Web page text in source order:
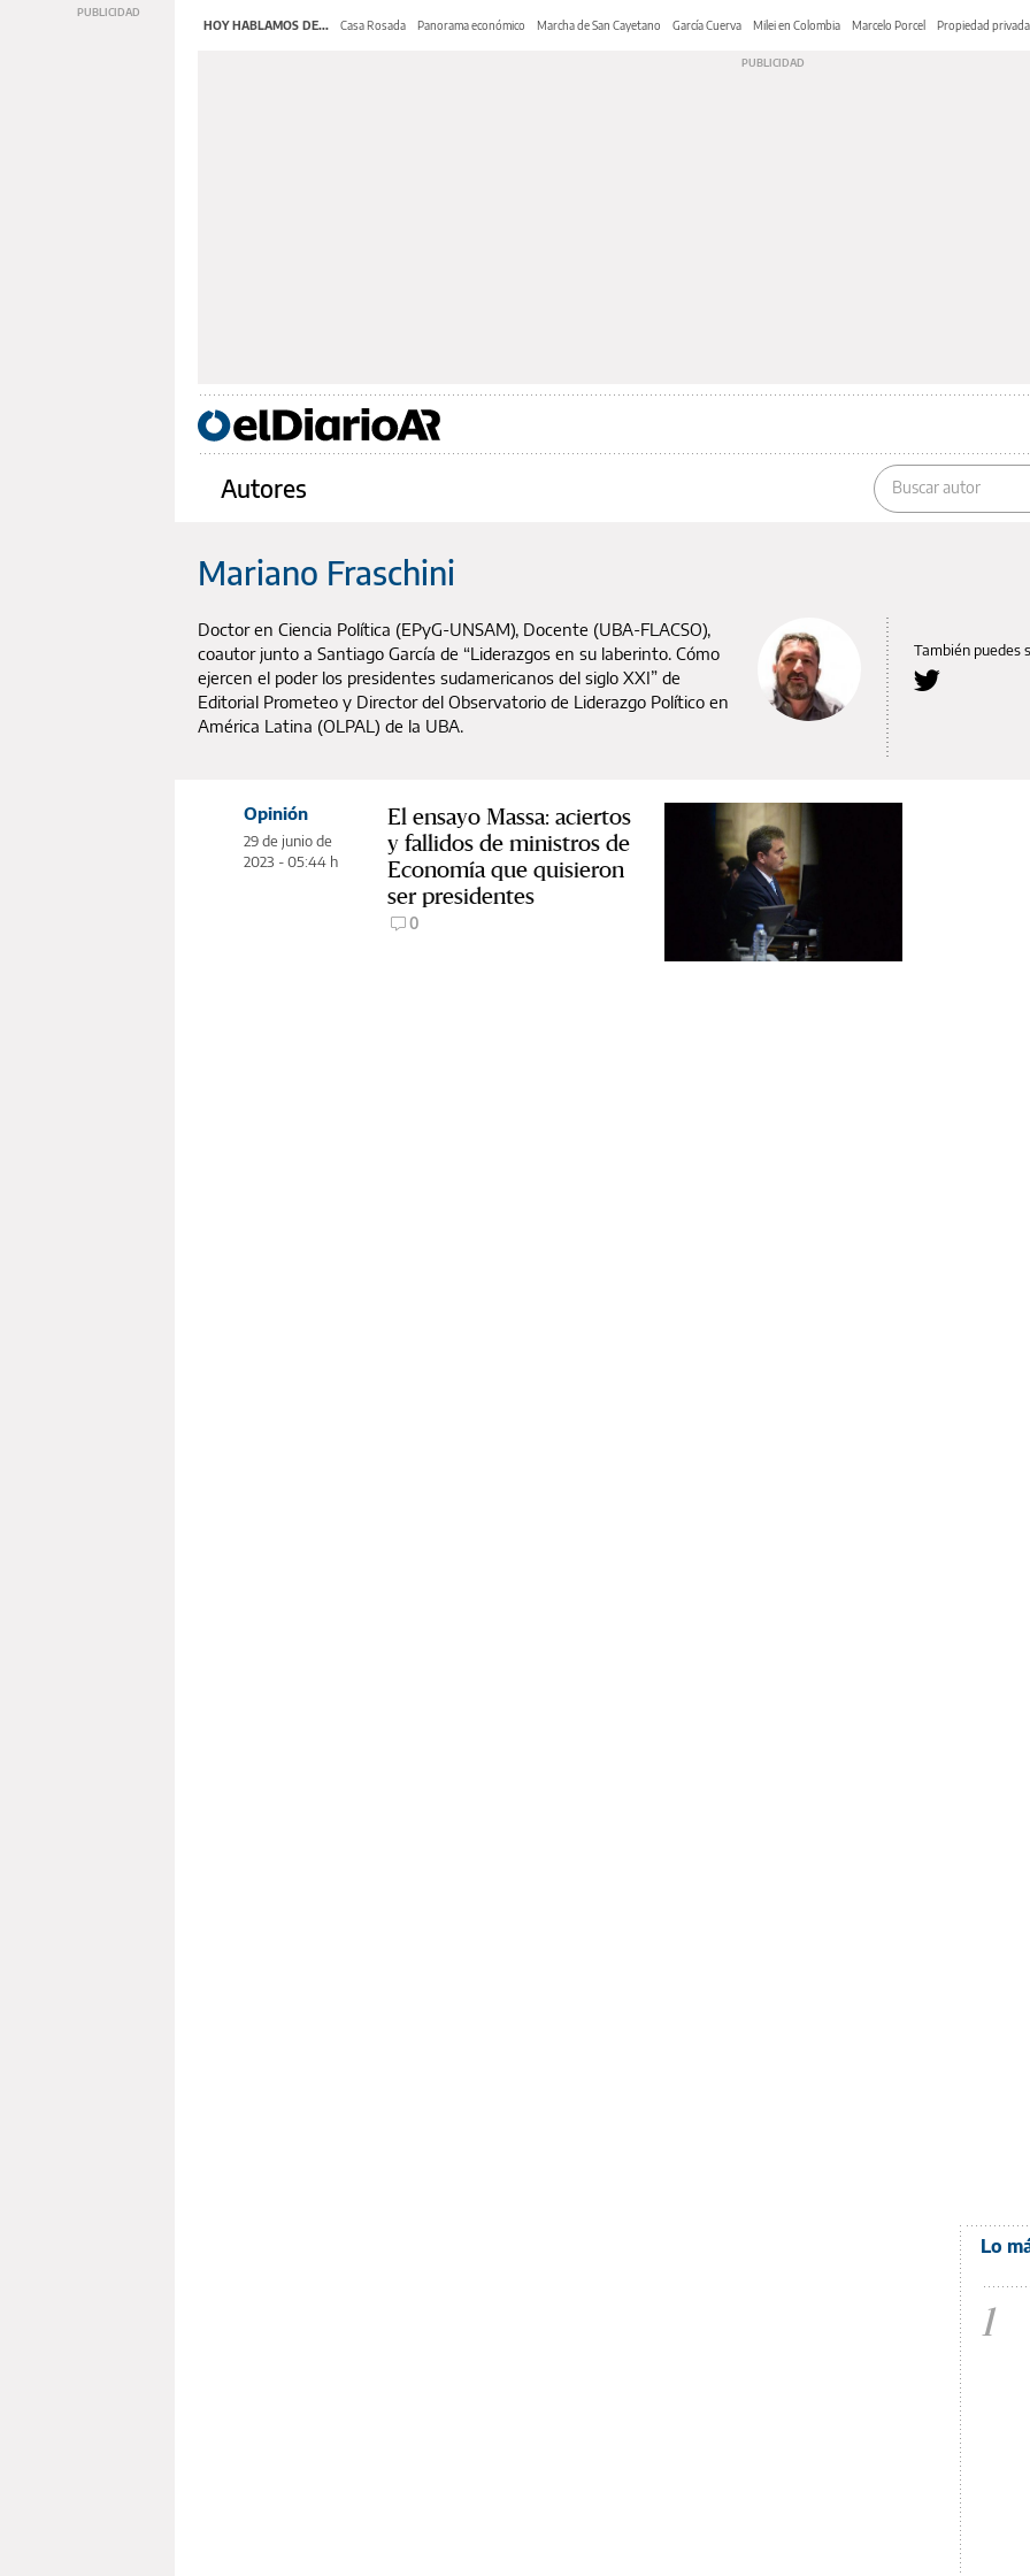
HOY HABLAMOS DE... Casa Rosada Panorama económico Marcha de San Cayetano García Cuerva Milei en Colombia Marcelo Porcel Propiedad privada
Autores
Mariano Fraschini
Doctor en Ciencia Política (EPyG-UNSAM), Docente (UBA-FLACSO),
coautor junto a Santiago García de “Liderazgos en su laberinto. Cómo
ejercen el poder los presidentes sudamericanos del siglo XXI” de
Editorial Prometeo y Director del Observatorio de Liderazgo Político en
América Latina (OLPAL) de la UBA.
También puedes
Opinión
29 de junio de
2023 - 05:44 h
El ensayo Massa: aciertos
y fallidos de ministros de
Economía que quisieron
ser presidentes
0
Lo
1